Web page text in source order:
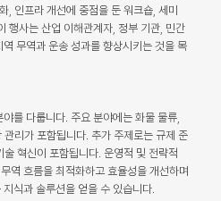
, 인프라 개선에 중점을 둔 워크숍, 세미
행사는 산업 이해관계자, 정부 기관, 민간
무역과 운송 성과를 향상시키는 것을 목
를 다룹니다. 주요 분야에는 화물 물류,
리가 포함됩니다. 추가 주제로는 규제 준
혁신이 포함됩니다. 운영적 및 전략적
역 흐름을 최적화하고 효율성을 개선하며
식과 솔루션을 얻을 수 있습니다.